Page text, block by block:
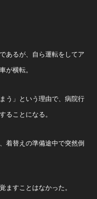
あるが、自ら運転をしてア
が横転。
う」という理由で、病院行
ることになる。
着替えの準備途中で突然倒
ますことはなかった。